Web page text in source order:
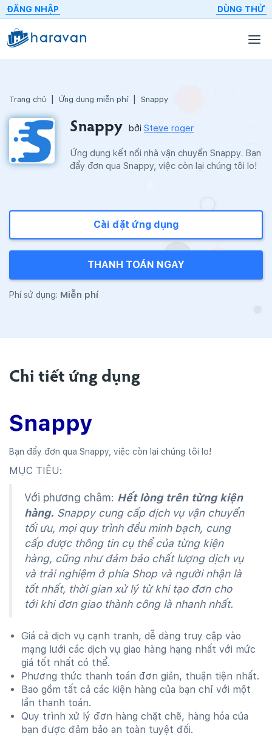
ĐĂNG NHẬP DÙNG THỬ
Trang chủ Ứng dụng miễn phí Snappy
Snappy bởi Steve roger
Ứng dụng kết nối nhà vận chuyển Snappy. Bạn
đẩy đơn qua Snappy, việc còn lại chúng tôi lo!
Cài đặt ứng dụng
THANH TOÁN NGAY
Phí sử dụng: Miễn phí
Chi tiết ứng dụng
Snappy
Bạn đẩy đơn qua Snappy, việc còn lại chúng tôi lo!
MỤC TIÊU:
Với phương châm: Hết lòng trên từng kiện
hàng. Snappy cung cấp dịch vụ vận chuyển
tối ưu, mọi quy trình đều minh bạch, cung
cấp được thông tin cụ thể của từng kiện
hàng, cũng như đảm bảo chất lượng dịch vụ
và trải nghiệm ở phía Shop và người nhận là
tốt nhất, thời gian xử lý từ khi tạo đơn cho
tới khi đơn giao thành công là nhanh nhất.
Giá cả dịch vụ cạnh tranh, dễ dàng truy cập vào
mạng lưới các dịch vụ giao hàng hạng nhất với mức
giá tốt nhất có thể.
Phương thức thanh toán đơn giản, thuận tiện nhất.
Bao gồm tất cả các kiện hàng của bạn chỉ với một
lần thanh toán.
Quy trình xử lý đơn hàng chặt chẽ, hàng hóa của
bạn được đảm bảo an toàn tuyệt đối.